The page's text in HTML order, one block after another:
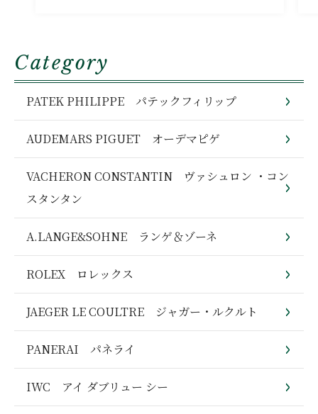
Category
PATEK PHILIPPE パテックフィリップ
AUDEMARS PIGUET オーデマピゲ
VACHERON CONSTANTIN ヴァシュロン ・コン
スタンタン
A.LANGE&SOHNE ランゲ＆ゾーネ
ROLEX ロレックス
JAEGER LE COULTRE ジャガー・ルクルト
PANERAI パネライ
IWC アイ ダブリュー シー